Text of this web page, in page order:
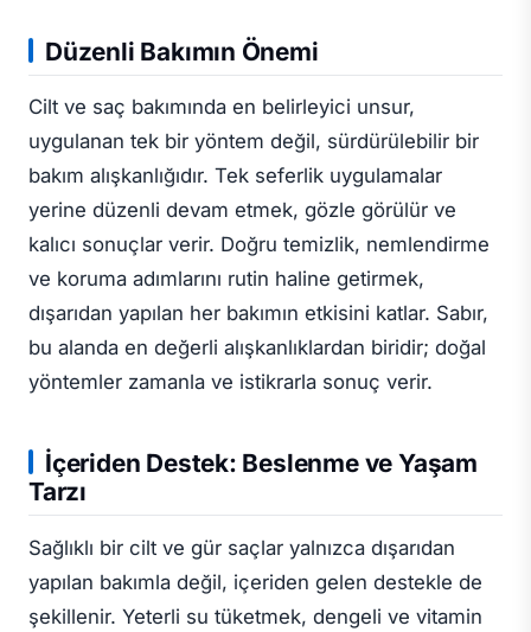
Düzenli Bakımın Önemi
Cilt ve saç bakımında en belirleyici unsur,
uygulanan tek bir yöntem değil, sürdürülebilir bir
bakım alışkanlığıdır. Tek seferlik uygulamalar
yerine düzenli devam etmek, gözle görülür ve
kalıcı sonuçlar verir. Doğru temizlik, nemlendirme
ve koruma adımlarını rutin haline getirmek,
dışarıdan yapılan her bakımın etkisini katlar. Sabır,
bu alanda en değerli alışkanlıklardan biridir; doğal
yöntemler zamanla ve istikrarla sonuç verir.
İçeriden Destek: Beslenme ve Yaşam
Tarzı
Sağlıklı bir cilt ve gür saçlar yalnızca dışarıdan
yapılan bakımla değil, içeriden gelen destekle de
şekillenir. Yeterli su tüketmek, dengeli ve vitamin